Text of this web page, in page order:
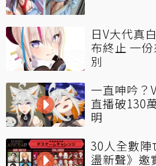
日V大代真
布終止 一
別
一直呻吟？
直播破130
明
30人全數陣
盪新聲》邀